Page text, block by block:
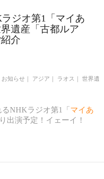
ラジオ第1「マイあ
遺産「古都ルア
介
お知らせ アジア ラオス
世界遺
NHKラジオ第1「 マイあ
出演予定！イェーイ！